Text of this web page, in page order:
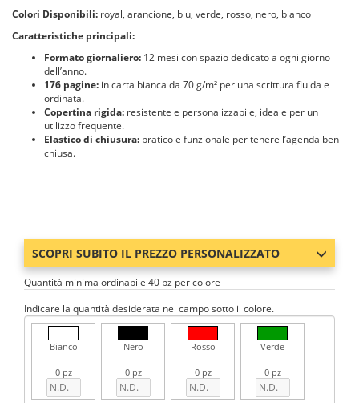
Colori Disponibili: royal, arancione, blu, verde, rosso, nero, bianco
Caratteristiche principali:
Formato giornaliero: 12 mesi con spazio dedicato a ogni giorno
dell’anno.
176 pagine: in carta bianca da 70 g/m² per una scrittura fluida e
ordinata.
Copertina rigida: resistente e personalizzabile, ideale per un
utilizzo frequente.
Elastico di chiusura: pratico e funzionale per tenere l’agenda ben
chiusa.
SCOPRI SUBITO IL PREZZO PERSONALIZZATO
Quantità minima ordinabile 40 pz per colore
Indicare la quantità desiderata nel campo sotto il colore.
Bianco
0 pz
Nero
0 pz
Rosso
0 pz
Verde
0 pz